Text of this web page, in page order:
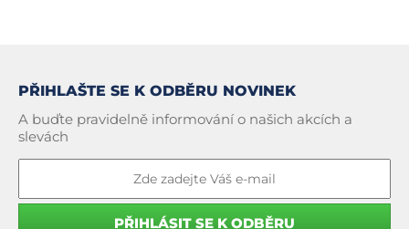
PŘIHLAŠTE SE K ODBĚRU NOVINEK
A buďte pravidelně informování o našich akcích a
slevách